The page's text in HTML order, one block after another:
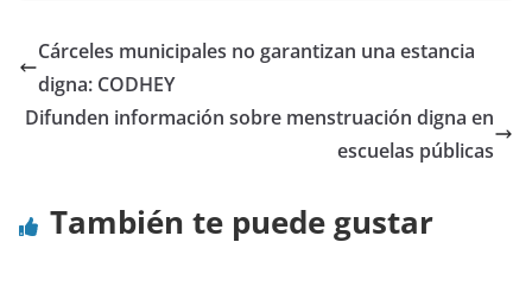
Cárceles municipales no garantizan una estancia
digna: CODHEY
Difunden información sobre menstruación digna en
escuelas públicas
También te puede gustar